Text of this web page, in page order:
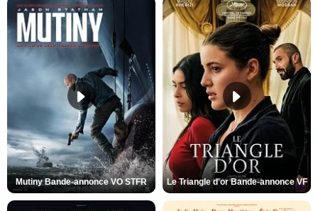
Mutiny Bande-annonce VO STFR Le Triangle d'or Bande-annonce VF